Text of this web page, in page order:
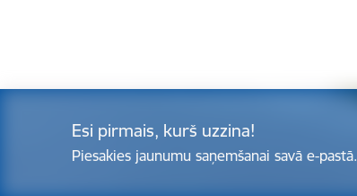
Esi pirmais, kurš uzzina!
Piesakies jaunumu saņemšanai savā e-pastā.